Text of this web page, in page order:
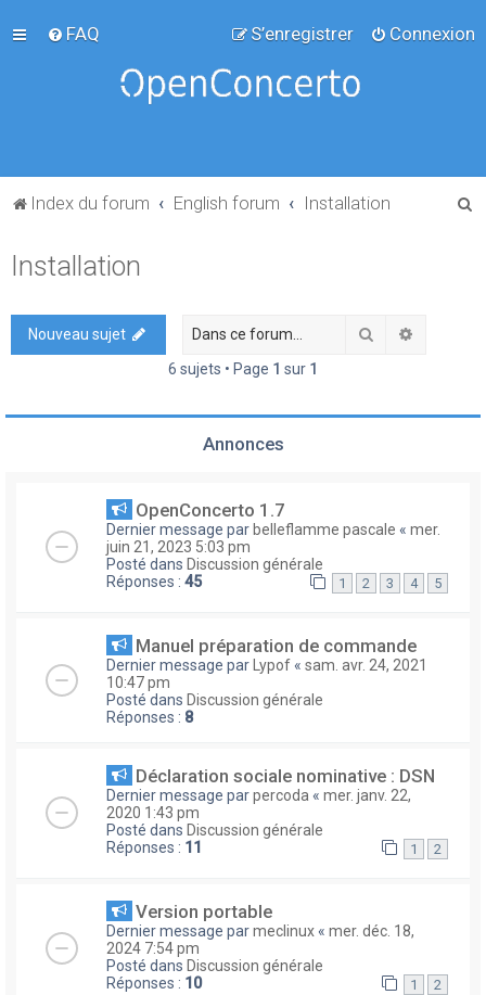
FAQ Connexion
S’enregistrer
Index du forum English forum Installation
h
Installation
Nouveau sujet Rechercher
6 sujets • Page 1 sur 1
Annonces
OpenConcerto 1.7
Dernier message par belleflamme pascale « mer.
juin 21, 2023 5:03 pm
Posté dans Discussion générale
Réponses : 45 1 2 3 4 5
Manuel préparation de commande
Dernier message par Lypof « sam. avr. 24, 2021
10:47 pm
Posté dans Discussion générale
Réponses : 8
Déclaration sociale nominative : DSN
Dernier message parpercoda « mer. janv. 22,
2020 1:43 pm
Posté dans Discussion générale
Réponses : 11 1 2
Version portable
Dernier message parmeclinux « mer. déc. 18,
2024 7:54 pm
Posté dans Discussion générale
Réponses : 10 1 2